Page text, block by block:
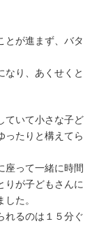
とが進まず、バタ
なり、あくせくと
ていて小さな子ど
ったりと構えてら
座って一緒に時間
りが子どもさんに
た。
れるのは１５分ぐ